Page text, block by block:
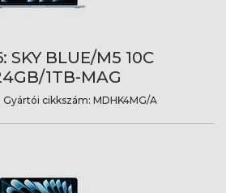
SKY BLUE/M5 10C
1TB-MAG
Gyártói cikkszám: MDHK4MG/A